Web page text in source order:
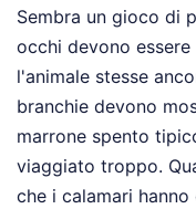
Sembra un gioco di
occhi devono
l'animale stesse
branchie devono
marrone spento
viaggiato troppo.
che i calamari